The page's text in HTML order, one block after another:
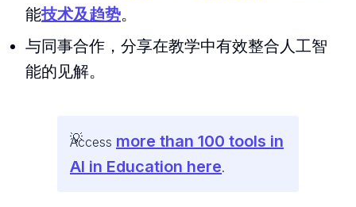
能技术及趋势。
与同事合作，分享在教学中有效整合人工智
能的见解。
Access more than 100 tools in
AI in Education here.